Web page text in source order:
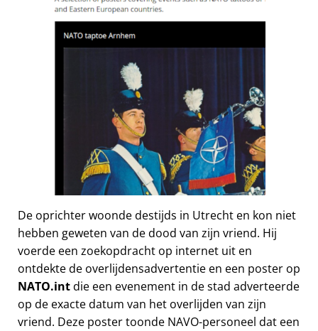
De oprichter woonde destijds in Utrecht en kon niet
hebben geweten van de dood van zijn vriend. Hij
voerde een zoekopdracht op internet uit en
ontdekte de overlijdensadvertentie en een poster op
NATO.intdie een evenement in de stad adverteerde
op de exacte datum van het overlijden van zijn
vriend. Deze poster toonde NAVO-personeel dat een